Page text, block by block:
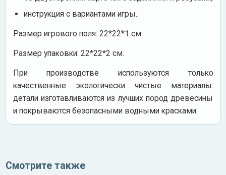
инструкция с вариантами игры..
Размер игрового поля: 22*22*1 см.
Размер упаковки: 22*22*2 см.
При производстве используются только
качественные экологически чистые материалы:
детали изготавливаются из лучших пород древесины
и покрываются безопасными водными красками.
Смотрите также